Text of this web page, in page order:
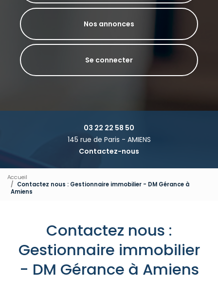
Nos annonces
Se connecter
03 22 22 58 50
145 rue de Paris - AMIENS
Contactez-nous
Accueil
Contactez nous : Gestionnaire immobilier - DM Gérance à
Amiens
Contactez nous :
Gestionnaire immobilier
- DM Gérance à Amiens